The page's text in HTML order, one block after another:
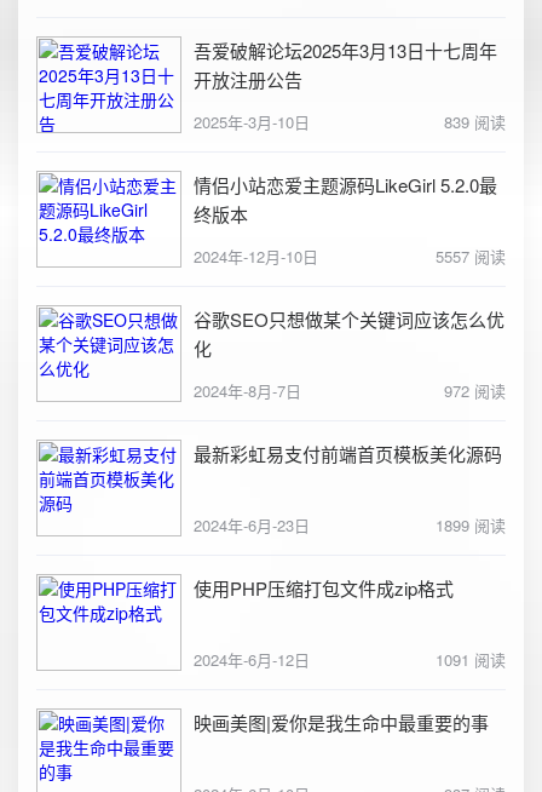
吾爱破解论坛2025年3月13日十七周年
开放注册公告
2025年-3月-10日 839 阅读
情侣小站恋爱主题源码LikeGirl 5.2.0最
终版本
2024年-12月-10日 5557 阅读
谷歌SEO只想做某个关键词应该怎么优
化
2024年-8月-7日 972 阅读
最新彩虹易支付前端首页模板美化源码
2024年-6月-23日 1899 阅读
使用PHP压缩打包文件成zip格式
2024年-6月-12日 1091 阅读
映画美图|爱你是我生命中最重要的事